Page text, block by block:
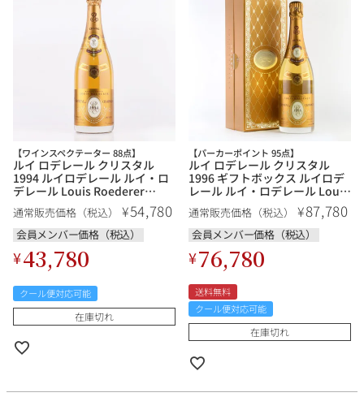
【ワインスペクテーター 88点】
ルイ ロデレール クリスタル
1994 ルイロデレール ルイ・ロ
デレール Louis Roederer
Cristal フランス シャンパン シ
ャンパーニュ
通常販売価格（税込） ¥54,780
会員メンバー価格（税込）
¥43,780
クール便対応可能
在庫切れ
【パーカーポイント 95点】
ルイ ロデレール クリスタル
1996 ギフトボックス ルイロデ
レール ルイ・ロデレール Louis
Roederer Cristal フランス シャ
ンパン シャンパーニュ
通常販売価格（税込） ¥87,780
会員メンバー価格（税込）
¥76,780
送料無料
クール便対応可能
在庫切れ